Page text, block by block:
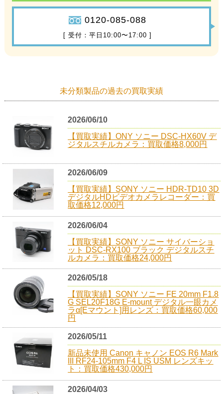
0120-085-088
[ 受付：平日10:00〜17:00 ]
未分類製品の過去の買取実績
2026/06/10
【買取実績】ONY ソニー DSC-HX60V デ
ジタルスチルカメラ：買取価格8,000円
2026/06/09
【買取実績】SONY ソニー HDR-TD10 3D
デジタルHDビデオカメラレコーダー：買
取価格12,000円
2026/06/04
【買取実績】SONY ソニー サイバーショ
ット DSC-RX100 ブラック デジタルスチ
ルカメラ：買取価格24,000円
2026/05/18
【買取実績】SONY ソニー FE 20mm F1.8
G SEL20F18G E-mount デジタル一眼カメ
ラα[Eマウント]用レンズ：買取価格60,000
円
2026/05/11
新品未使用 Canon キャノン EOS R6 Mark
III RF24-105mm F4 L IS USM レンズキッ
ト：買取価格430,000円
2026/04/03